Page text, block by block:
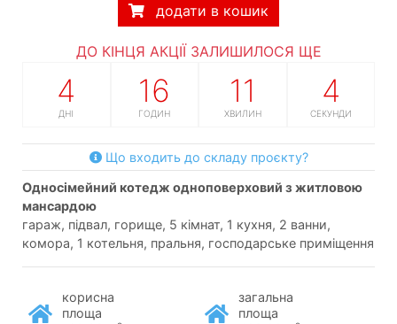
додати в кошик
ДО КІНЦЯ АКЦІЇ ЗАЛИШИЛОСЯ ЩЕ
4
ДНІ
16
ГОДИН
11
ХВИЛИН
3
СЕКУНДИ
Що входить до складу проєкту?
односімейний котедж одноповерховий з житловою
мансардою
гараж, підвал, горище, 5 кімнат, 1 кухня, 2 ванни,
комора, 1 котельня, пральня, господарське приміщення
корисна
площа
загальна
площа